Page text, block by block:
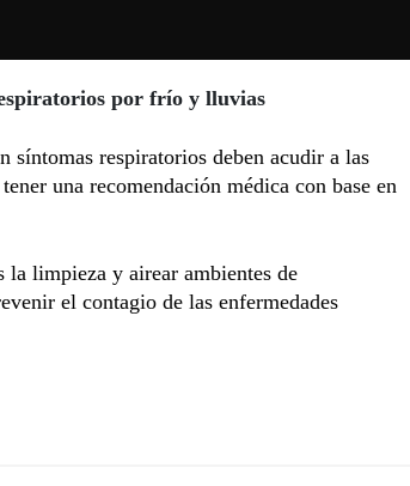
por frío y lluvias
síntomas respiratorios deben acudir a las
una recomendación médica con base en
la limpieza y airear ambientes de
el contagio de las enfermedades